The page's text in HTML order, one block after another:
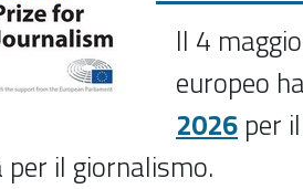
Il 4
europeo
2026 per
per il giornalismo.